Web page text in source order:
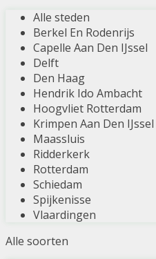
Alle steden
Berkel En Rodenrijs
Capelle Aan Den IJssel
Delft
Den Haag
Hendrik Ido Ambacht
Hoogvliet Rotterdam
Krimpen Aan Den IJssel
Maassluis
Ridderkerk
Rotterdam
Schiedam
Spijkenisse
Vlaardingen
Alle soorten